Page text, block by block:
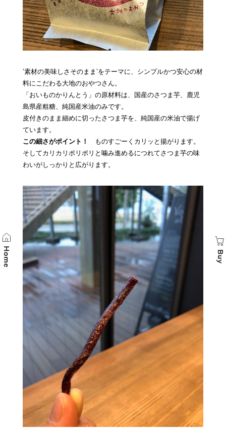
’素材の美味しさそのまま’をテーマに、シンプルかつ安心の材
料にこだわる大地のおやつさん。
「おいものかりんとう」の原材料は、国産のさつま芋、鹿児
島県産粗糖、純国産米油のみです。
皮付きのまま細めに切ったさつま芋を、純国産の米油で揚げ
ています。
この細さがポイント！
ものすごーくカリッと揚がります。
そしてカリカリポリポリと噛み進めるにつれてさつま芋の味
わいがしっかりと広がります。